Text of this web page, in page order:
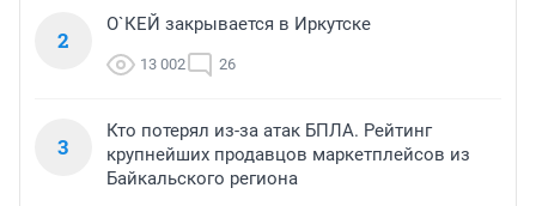
2
О`КЕЙ закрывается в Иркутске
13 002 26
3
Кто потерял из-за атак БПЛА. Рейтинг
крупнейших продавцов маркетплейсов из
Байкальского региона